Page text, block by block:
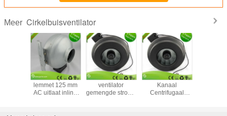
Meer Cirkelbuisventilator
Roestvrij staal
lemmet 125 mm
AC uitlaat inline
In-line duct
ventilator
gemengde stroom
220 Volt Metalen
Kanaal
Centrifugaal